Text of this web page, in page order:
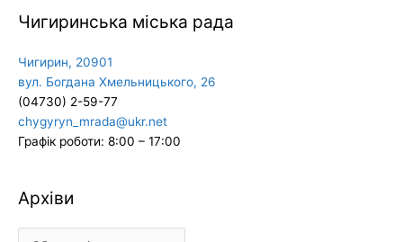
Чигиринська міська рада
Чигирин, 20901
вул. Богдана Хмельницького, 26
(04730) 2-59-77
chygyryn_mrada@ukr.net
Графік роботи: 8:00 – 17:00
Архіви
Архіви